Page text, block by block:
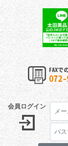
会員ログイン